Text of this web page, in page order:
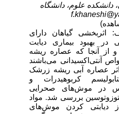
علوم، دانشگاه
گیاهان دارای
در بهبود بیماری دیابت
آنجا که عصاره ریشه
آنتی‌اکسیدانی می‌باشند
عصاره آبی ریشه زرشک
کربوهیدرات و
در موش‌های صحرایی
بررسی شد. مواد
کردن موش‌های